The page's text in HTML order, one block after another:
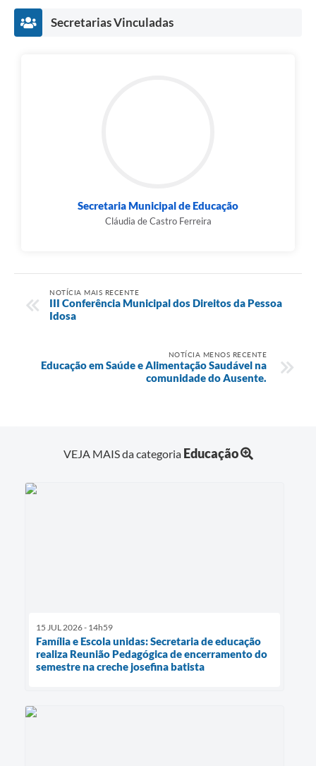
Secretarias Vinculadas
Secretaria Municipal de Educação
Cláudia de Castro Ferreira
NOTÍCIA MAIS RECENTE
III Conferência Municipal dos Direitos da Pessoa
Idosa
NOTÍCIA MENOS RECENTE
Educação em Saúde e Alimentação Saudável na
comunidade do Ausente.
VEJA MAIS da categoria Educação
15 JUL 2026 - 14h59
Família e Escola unidas: Secretaria de educação
realiza Reunião Pedagógica de encerramento do
semestre na creche josefina batista